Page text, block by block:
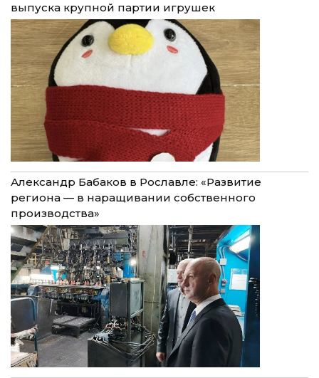
выпуска крупной партии игрушек
Александр Бабаков в Рославле: «Развитие
региона — в наращивании собственного
производства»